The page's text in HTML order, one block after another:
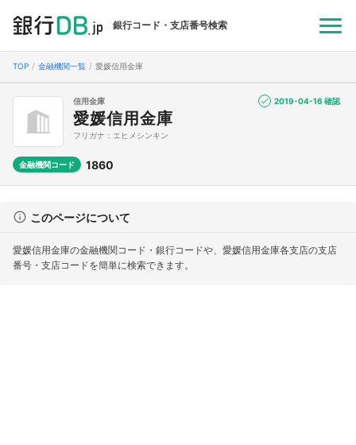
銀行コード・支店番号検索
TOP 金融機関一覧 愛媛信用金庫
信用金庫
愛媛信用金庫
フリガナ：エヒメシンキン
金融機関コード 1860
2019-04-16 確認
このページについて
愛媛信用金庫の金融機関コード・銀行コードや、愛媛信用金庫各支店の支店
番号・支店コードを簡単に検索できます。